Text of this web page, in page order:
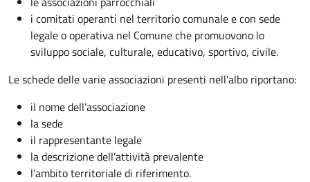
i comitati operanti nel territorio comunale e con sede
legale o operativa nel Comune che promuovono lo
sviluppo sociale, culturale, educativo, sportivo, civile.
Le schede delle varie associazioni presenti nell'albo riportano:
il nome dell’associazione
la sede
il rappresentante legale
la descrizione dell’attività prevalente
l’ambito territoriale di riferimento.